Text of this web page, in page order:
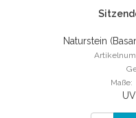
Naturstein